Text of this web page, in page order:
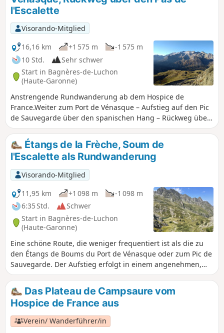
l'Escalette
Visorando-Mitglied
16,16 km
+1 575 m
-1 575 m
10 Std.
Sehr schwer
Start in Bagnères-de-Luchon
(Haute-Garonne)
Anstrengende Rundwanderung ab dem Hospice de
France.Weiter zum Port de Vénasque – Aufstieg auf den Pic
de Sauvegarde über den spanischen Hang – Rückweg über
den Pas de l'Escalette.Vom Pic de Sauvegarde aus
atemberaubender 360°-Panoramablick von Bagnères-de-
Luchon bis zum Pic d'Anéto.
Étangs de la Frèche, Soum de
l'Escalette als Rundwanderung
Visorando-Mitglied
11,95 km
+1 098 m
-1 098 m
6:35 Std.
Schwer
Start in Bagnères-de-Luchon
(Haute-Garonne)
Eine schöne Route, die weniger frequentiert ist als die zu
den Étangs de Boums du Port de Vénasque oder zum Pic de
Sauvegarde. Der Aufstieg erfolgt in einem angenehmen,
morgens schattigen Tal. Vom Soum de l'Escalette (2466 m)
hat man einen herrlichen 360°-Panoramablick. Der Abstieg
beginnt mit einer schönen Kammwanderung, die entlang
der gesamten Strecke eine herrliche Landschaft bietet.
Wanderung ohne besondere Schwierigkeiten mit meist
gleichmäßigen und moderaten Steigungen.
Das Plateau de Campsaure vom
Hospice de France aus
Verein/ Wanderführer/in